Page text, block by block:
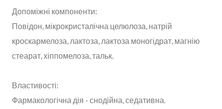
Допоміжні компоненти:
Повідон, мікрокристалічна целюлоза, натрій
кроскармелоза, лактоза, лактоза моногідрат, магнію
стеарат, хіппомелоза, тальк.
Властивості:
Фармакологічна дія - снодійна, седативна.